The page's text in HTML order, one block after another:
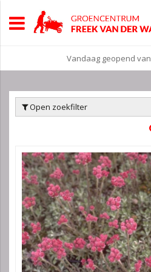
Vandaag geopend van
Open zoekfilter